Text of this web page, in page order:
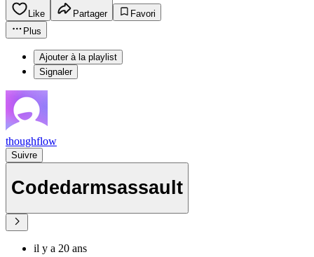
Like Partager
Favori
Plus
Ajouter à la playlist
Signaler
thoughflow
Suivre
Codedarmsassault
il y a 20 ans